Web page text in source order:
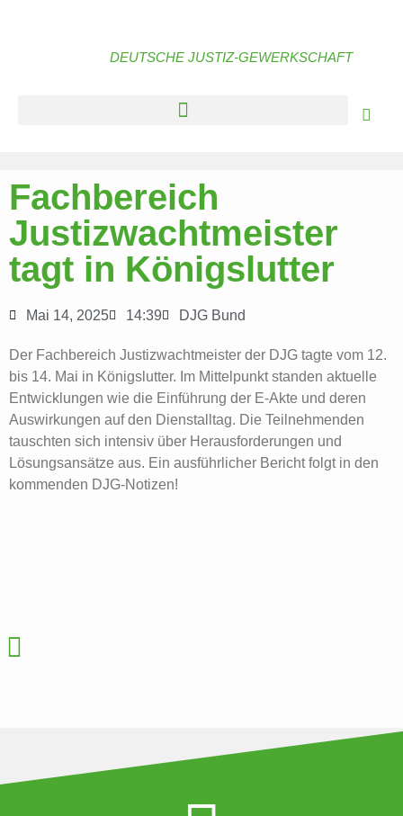
DEUTSCHE JUSTIZ-GEWERKSCHAFT
Fachbereich
Justizwachtmeister
tagt in Königslutter
Mai 14, 2025 14:39 DJG Bund
Der Fachbereich Justizwachtmeister der DJG tagte vom 12.
bis 14. Mai in Königslutter. Im Mittelpunkt standen aktuelle
Entwicklungen wie die Einführung der E-Akte und deren
Auswirkungen auf den Dienstalltag. Die Teilnehmenden
tauschten sich intensiv über Herausforderungen und
Lösungsansätze aus. Ein ausführlicher Bericht folgt in den
kommenden DJG-Notizen!